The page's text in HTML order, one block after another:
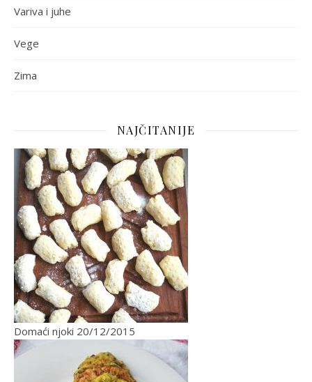
Variva i juhe
Vege
Zima
NAJČITANIJE
Domaći njoki 20/12/2015